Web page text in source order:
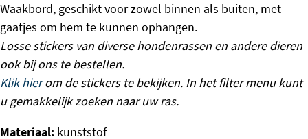
Waakbord, geschikt voor zowel binnen als buiten, met
gaatjes om hem te kunnen ophangen.
Losse stickers van diverse hondenrassen en andere dieren
ook bij ons te bestellen.
Klik hierom de stickers te bekijken. In het filter menu kunt
u gemakkelijk zoeken naar uw ras.
Materiaal: kunststof